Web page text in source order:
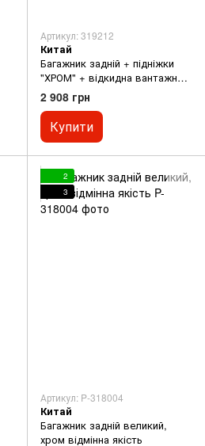
Артикул: 319212
Китай
Багажник задній + підніжки
"ХРОМ" + відкидна вантажна
бічна платформа (лів, прав.),
к-кт, тип 2 відмінна якість
2 908 грн
Купити
2
3
Артикул: P-318004
Китай
Багажник задній великий,
хром відмінна якість